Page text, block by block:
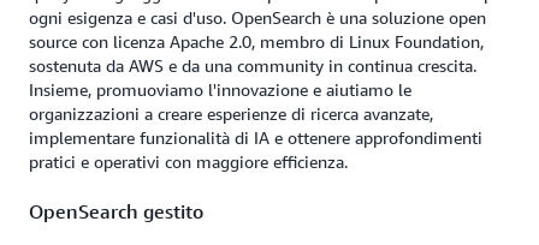
accesso a livello di indice e implementazioni multi-
AZ per un'elevata disponibilità. I cluster gestiti,
inoltre, aggiungono un ulteriore strato di protezione
a livello di documento.
ogni esigenza e casi d'uso. OpenSearch è una soluzione open
source con licenza Apache 2.0, membro di Linux Foundation,
sostenuta da AWS e da una community in continua crescita.
Insieme, promuoviamo l'innovazione e aiutiamo le
organizzazioni a creare esperienze di ricerca avanzate,
implementare funzionalità di IA e ottenere approfondimenti
pratici e operativi con maggiore efficienza.
OpenSearch gestito